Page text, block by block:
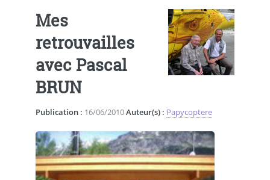
Mes
retrouvailles
avec Pascal
BRUN
Publication : 16/06/2010Auteur(s) : Papycoptere